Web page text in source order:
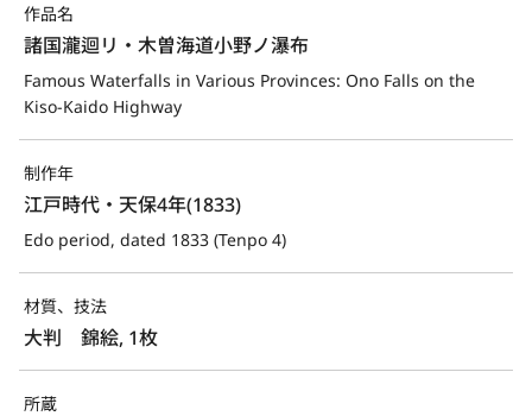
作品名
諸国瀧迴リ・木曽海道小野ノ瀑布
Famous Waterfalls in Various Provinces: Ono Falls on the
Kiso-Kaido Highway
制作年
江戸時代・天保4年(1833)
Edo period, dated 1833 (Tenpo 4)
材質、技法
大判　錦絵, 1枚
所蔵